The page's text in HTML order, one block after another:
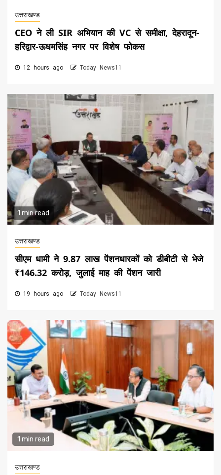
उत्तराखण्ड
CEO ने ली SIR अभियान की VC से समीक्षा, देहरादून-
हरिद्वार-ऊधमसिंह नगर पर विशेष फोकस
12 hours ago Today News11
1 min read
उत्तराखण्ड
सीएम धामी ने 9.87 लाख पेंशनधारकों को डीबीटी से भेजे
₹146.32 करोड़, जुलाई माह की पेंशन जारी
19 hours ago Today News11
1 min read
उत्तराखण्ड